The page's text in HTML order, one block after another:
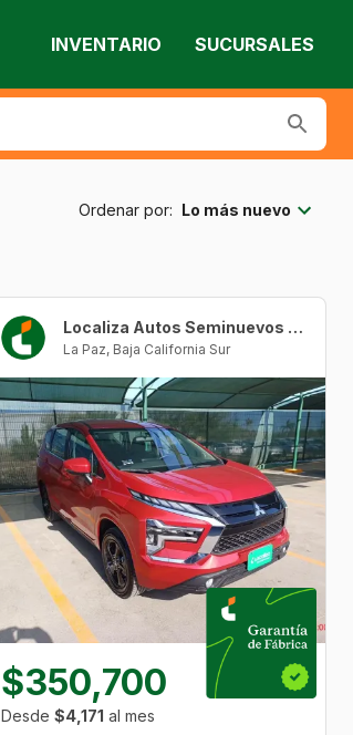
INVENTARIO SUCURSALES
Ordenar por: Lo más nuevo
Localiza Autos Seminuevos La Paz
La Paz, Baja California Sur
$350,700
Desde$4,171 al mes